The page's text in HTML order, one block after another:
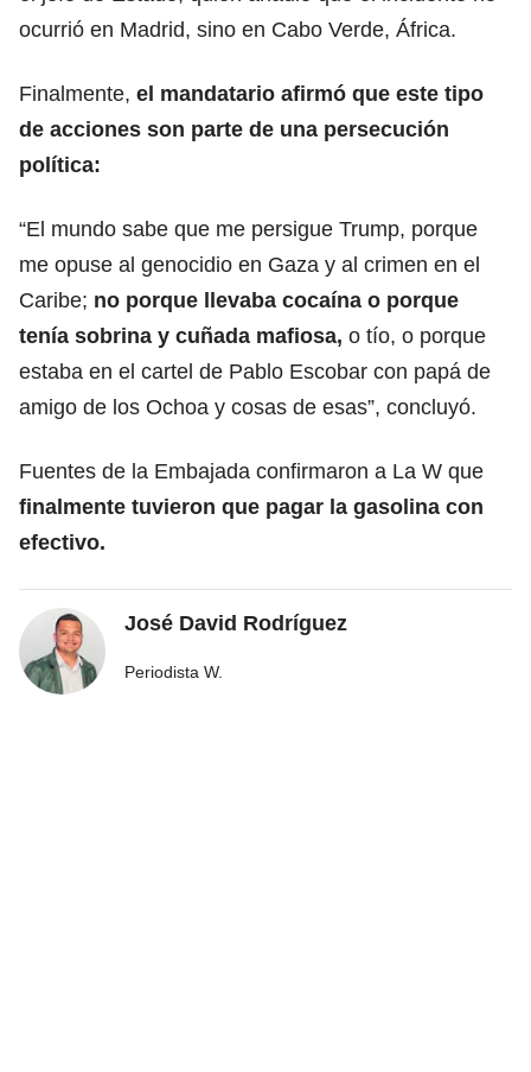
ocurrió en Madrid, sino en Cabo Verde, África.
Finalmente, el mandatario afirmó que este tipo
de acciones son parte de una persecución
política:
“El mundo sabe que me persigue Trump, porque
me opuse al genocidio en Gaza y al crimen en el
Caribe; no porque llevaba cocaína o porque
tenía sobrina y cuñada mafiosa, o tío, o porque
estaba en el cartel de Pablo Escobar con papá de
amigo de los Ochoa y cosas de esas”, concluyó.
Fuentes de la Embajada confirmaron a La W que
finalmente tuvieron que pagar la gasolina con
efectivo.
José David Rodríguez
Periodista W.